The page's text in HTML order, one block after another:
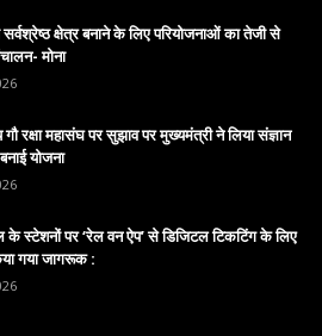
क्षेत्र बनाने के लिए परियोजनाओं का तेजी से
मोना
रक्षा महासंघ पर सुझाव पर मुख्यमंत्री ने लिया संज्ञान
योजना
के स्टेशनों पर ‘रेल वन ऐप’ से डिजिटल टिकटिंग के लिए
गया जागरूक :